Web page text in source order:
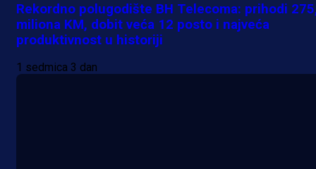
Rekordno polugodište BH Telecoma: prihodi
miliona KM, dobit veća 12 posto i najveća
produktivnost u historiji
1 sedmica 3 dan